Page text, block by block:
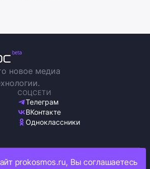
новое медиа
СОЦСЕТИ
Телеграм
ВКонтакте
Одноклассники
prokosmos.ru, Вы соглашаетесь